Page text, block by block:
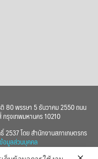
80 พรรษา 5 ธันวาคม 2550 ถนน
รุงเทพมหานคร 10210
โดย สำนักงานสภาเกษตรกร
อมูลส่วนบุคคล